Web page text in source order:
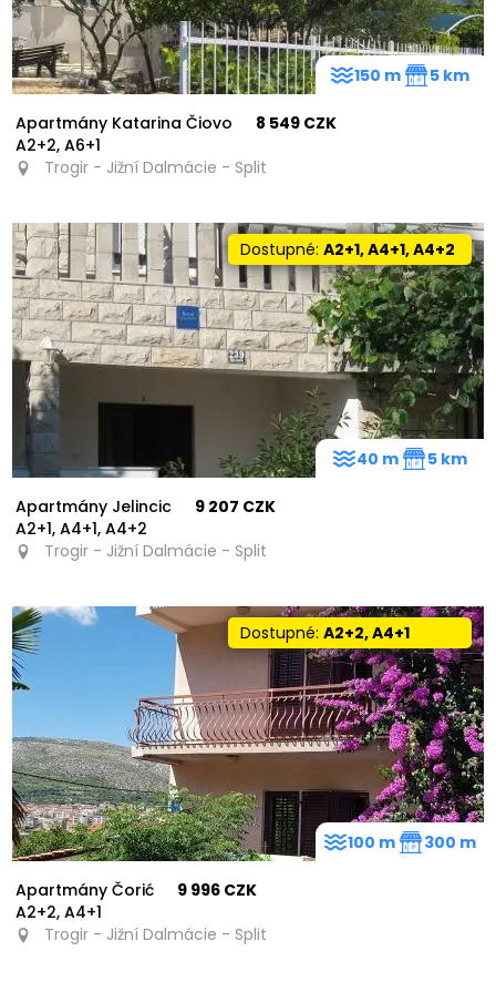
Apartmány Katarina Čiovo
A2+2, A6+1
8 549 CZK
Trogir - Jižní Dalmácie - Split
150 m 5 km
Dostupné:A2+1, A4+1, A4+2
Apartmány Jelincic
A2+1, A4+1, A4+2
9 207 CZK
Trogir - Jižní Dalmácie - Split
40 m 5 km
Dostupné:A2+2, A4+1
Apartmány Čorić
A2+2, A4+1
9 996 CZK
Trogir - Jižní Dalmácie - Split
100 m 300 m